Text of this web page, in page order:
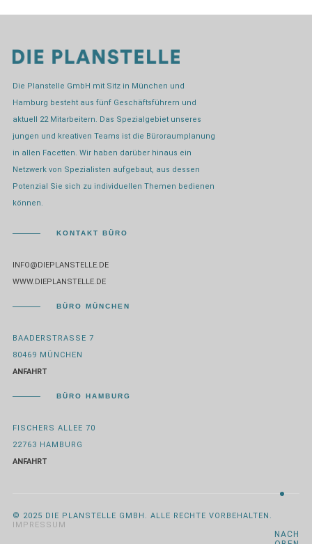
Die Planstelle GmbH mit Sitz in München und
Hamburg besteht aus fünf Geschäftsführern und
aktuell 22 Mitarbeitern. Das Spezialgebiet unseres
jungen und kreativen Teams ist die Büroraumplanung
in allen Facetten. Wir haben darüber hinaus ein
Netzwerk von Spezialisten aufgebaut, aus dessen
Potenzial Sie sich zu individuellen Themen bedienen
können.
KONTAKT BÜRO
INFO@DIEPLANSTELLE.DE
WWW.DIEPLANSTELLE.DE
BÜRO MÜNCHEN
BAADERSTRASSE 7
80469 MÜNCHEN
ANFAHRT
BÜRO HAMBURG
FISCHERS ALLEE 70
22763 HAMBURG
ANFAHRT
© 2025 DIE PLANSTELLE GMBH. ALLE RECHTE VORBEHALTEN.
IMPRESSUM
NACH